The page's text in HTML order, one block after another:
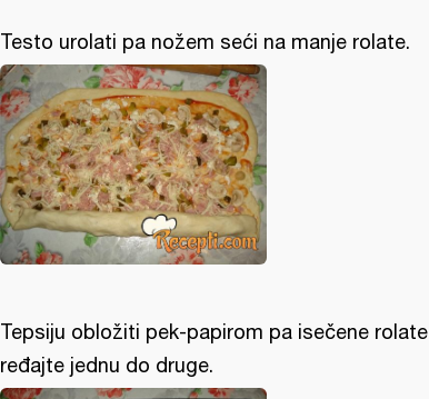
Testo urolati pa nožem seći na manje rolate.
Tepsiju obložiti pek-papirom pa isečene rolate
ređajte jednu do druge.